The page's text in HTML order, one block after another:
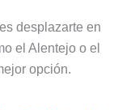
desplazarte en
el Alentejo o el
opción.